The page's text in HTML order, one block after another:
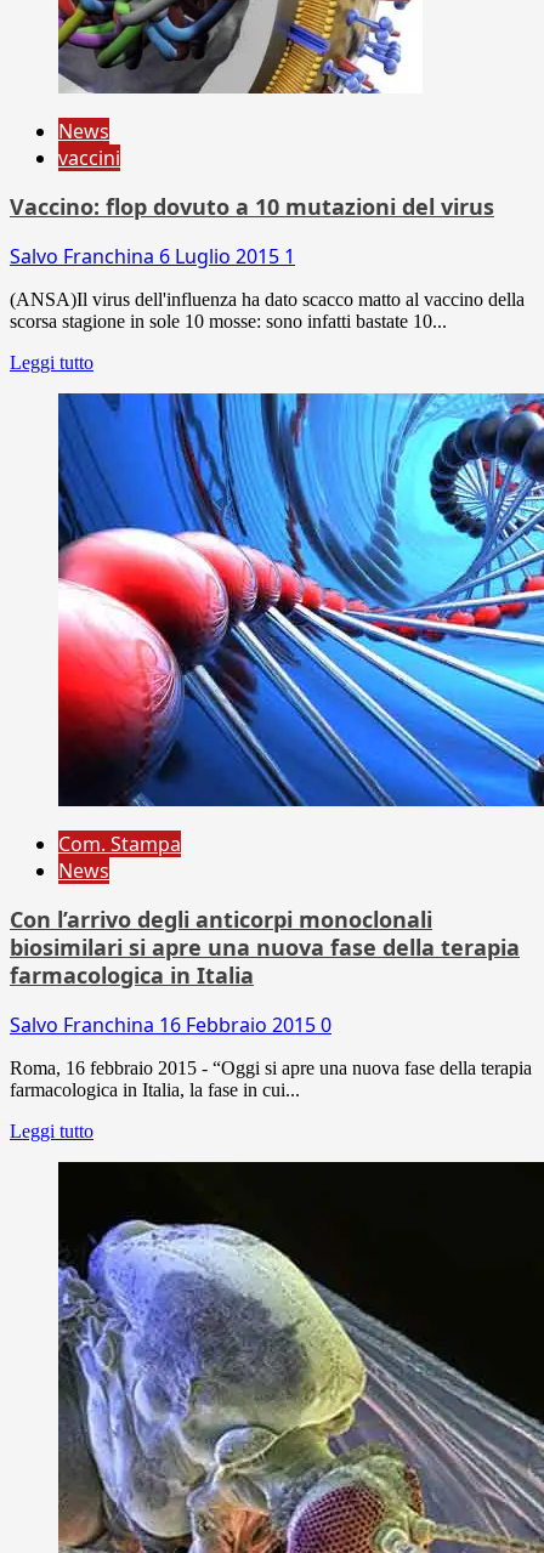
News
vaccini
Vaccino: flop dovuto a 10 mutazioni del virus
Salvo Franchina 6 Luglio 2015 1
(ANSA)Il virus dell'influenza ha dato scacco matto al vaccino della
scorsa stagione in sole 10 mosse: sono infatti bastate 10...
Leggi tutto
Com. Stampa
News
Con l’arrivo degli anticorpi monoclonali
biosimilari si apre una nuova fase della terapia
farmacologica in Italia
Salvo Franchina 16 Febbraio 20150
Roma, 16 febbraio 2015 - “Oggi si apre una nuova fase della terapia
farmacologica in Italia, la fase in cui...
Leggi tutto